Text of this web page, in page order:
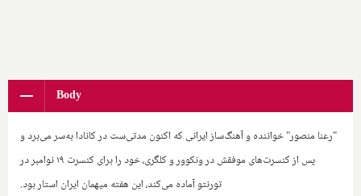
Body
"رعنا منصور" خواننده و آهنگ‌ساز ایرانی که اکنون مدتی‌ست در کانادا به‌سر می‌برد و
پس از کنسرت‌های موفقش در ونکوور و کلگری، خود را برای کنسرت ۱۹ نوامبر در
تورنتو آماده می‌کند، این هفته میهمان ایران استار بود.